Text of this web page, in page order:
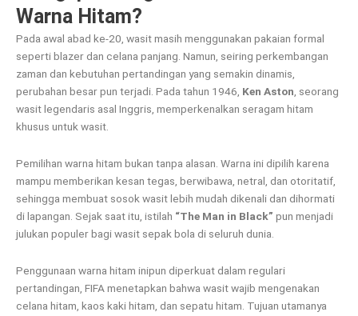
Warna Hitam?
Pada awal abad ke-20, wasit masih menggunakan pakaian formal
seperti blazer dan celana panjang. Namun, seiring perkembangan
zaman dan kebutuhan pertandingan yang semakin dinamis,
perubahan besar pun terjadi. Pada tahun 1946, Ken Aston, seorang
wasit legendaris asal Inggris, memperkenalkan seragam hitam
khusus untuk wasit.
Pemilihan warna hitam bukan tanpa alasan. Warna ini dipilih karena
mampu memberikan kesan tegas, berwibawa, netral, dan otoritatif,
sehingga membuat sosok wasit lebih mudah dikenali dan dihormati
di lapangan. Sejak saat itu, istilah “The Man in Black” pun menjadi
julukan populer bagi wasit sepak bola di seluruh dunia.
Penggunaan warna hitam inipun diperkuat dalam regulari
pertandingan, FIFA menetapkan bahwa wasit wajib mengenakan
celana hitam, kaos kaki hitam, dan sepatu hitam. Tujuan utamanya